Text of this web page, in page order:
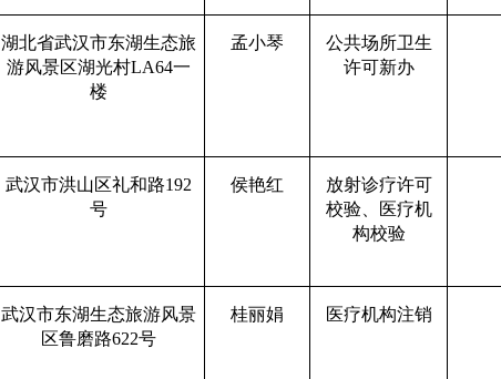
湖北省武汉市东湖生态旅
游风景区湖光村LA64一
楼
孟小琴
公共场所卫生
许可新办
武汉市洪山区礼和路192
号
侯艳红
放射诊疗许可
校验、医疗机
构校验
武汉市东湖生态旅游风景
区鲁磨路622号
桂丽娟 医疗机构注销